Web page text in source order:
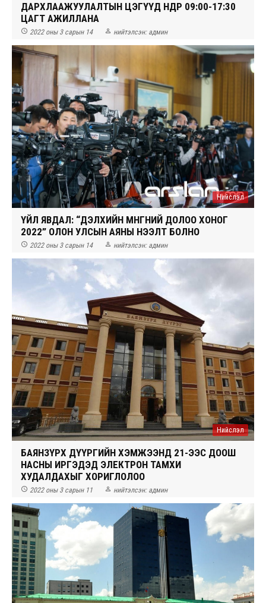
ДАРХЛААЖУУЛАЛТЫН ЦЭГҮҮД ӨНӨӨДӨР 09:00-17:30
ЦАГТ АЖИЛЛАНА
 2022 оны 3 сарын 14  нийтэлсэн: админ
Нийслэл
ҮЙЛ ЯВДАЛ: “ДЭЛХИЙН МӨНГӨНИЙ ДОЛОО ХОНОГ
2022” ОЛОН УЛСЫН АЯНЫ НЭЭЛТ БОЛНО
 2022 оны 3 сарын 14  нийтэлсэн: админ
Нийслэл
БАЯНЗҮРХ ДҮҮРГИЙН ХЭМЖЭЭНД 21-ЭЭС ДООШ
НАСНЫ ИРГЭДЭД ЭЛЕКТРОН ТАМХИ
ХУДАЛДАХЫГ ХОРИГЛОЛОО
 2022 оны 3 сарын 11  нийтэлсэн: админ